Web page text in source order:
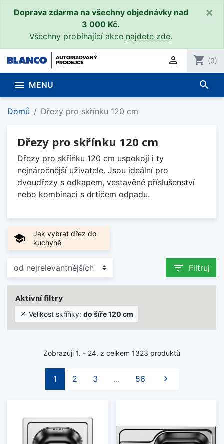
Doprava zdarma na všechny objednávky nad
3 000 Kč.
Všechny probíhající akce najdete zde.
×
 shopping_cart (0)
 MENU search
Domů Dřezy pro skřínku 120 cm
Dřezy pro skřínku 120 cm
Dřezy pro skříňku 120 cm uspokojí i ty
nejnáročnější uživatele. Jsou ideální pro
dvoudřezy s odkapem, vestavěné příslušenství
nebo kombinaci s drtičem odpadu.
school
Jak vybrat dřez do
kuchyně
filter_list Filtruj
Aktivní filtry
 Velikost skříňky: do šíře 120 cm
Zobrazuji 1. - 24. z celkem 1323 produktů
1 2 3 … 56 Další
